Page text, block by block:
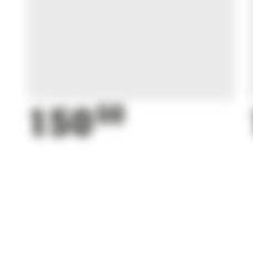
15050